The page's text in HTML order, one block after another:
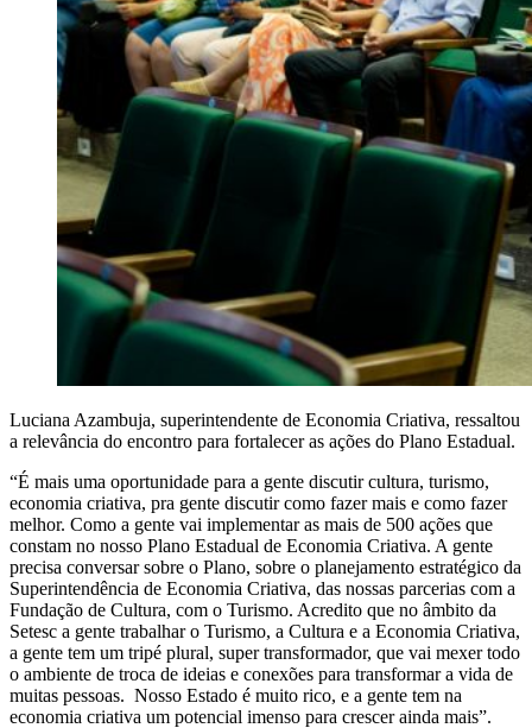
Luciana Azambuja, superintendente de Economia Criativa, ressaltou
a relevância do encontro para fortalecer as ações do Plano Estadual.
“É mais uma oportunidade para a gente discutir cultura, turismo,
economia criativa, pra gente discutir como fazer mais e como fazer
melhor. Como a gente vai implementar as mais de 500 ações que
constam no nosso Plano Estadual de Economia Criativa. A gente
precisa conversar sobre o Plano, sobre o planejamento estratégico da
Superintendência de Economia Criativa, das nossas parcerias com a
Fundação de Cultura, com o Turismo. Acredito que no âmbito da
Setesc a gente trabalhar o Turismo, a Cultura e a Economia Criativa,
a gente tem um tripé plural, super transformador, que vai mexer todo
o ambiente de troca de ideias e conexões para transformar a vida de
muitas pessoas. Nosso Estado é muito rico, e a gente tem na
economia criativa um potencial imenso para crescer ainda mais”.